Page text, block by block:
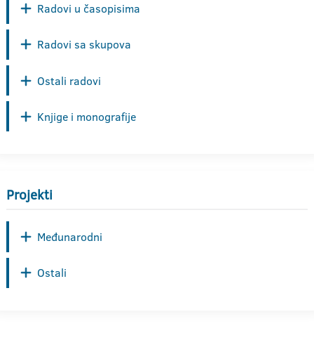
Radovi u časopisima
Radovi sa skupova
Ostali radovi
Knjige i monografije
Projekti
Međunarodni
Ostali